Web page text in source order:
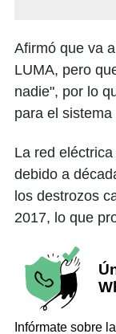
Afirmó que va
LUMA, pero
nadie", por lo
para el
La red
debido a
los destrozos
2017, lo que
Infórmate sobre